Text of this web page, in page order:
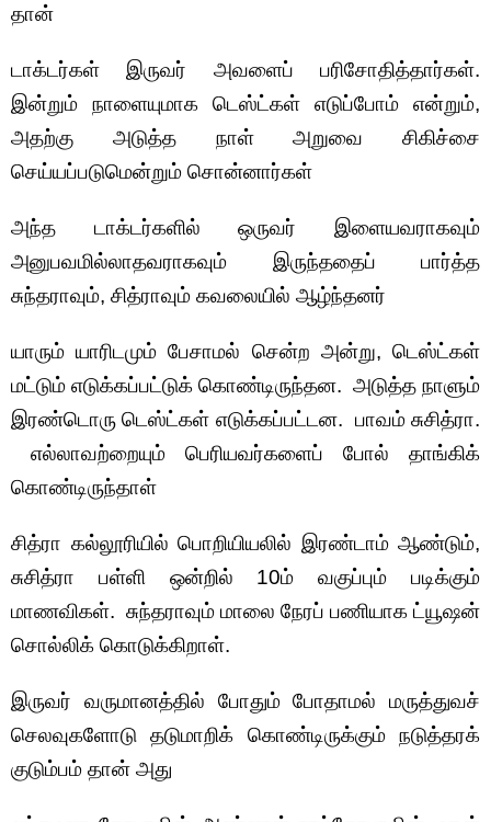
தான்
டாக்டர்கள் இருவர் அவளைப் பரிசோதித்தார்கள்.
இன்றும் நாளையுமாக டெஸ்ட்கள் எடுப்போம் என்றும்,
அதற்கு அடுத்த நாள் அறுவை சிகிச்சை
செய்யப்படுமென்றும் சொன்னார்கள்
அந்த டாக்டர்களில் ஒருவர் இளையவராகவும்
அனுபவமில்லாதவராகவும் இருந்ததைப் பார்த்த
சுந்தராவும், சித்ராவும் கவலையில் ஆழ்ந்தனர்
யாரும் யாரிடமும் பேசாமல் சென்ற அன்று, டெஸ்ட்கள்
மட்டும் எடுக்கப்பட்டுக் கொண்டிருந்தன. அடுத்த நாளும்
இரண்டொரு டெஸ்ட்கள் எடுக்கப்பட்டன. பாவம் சுசித்ரா.
எல்லாவற்றையும் பெரியவர்களைப் போல் தாங்கிக்
கொண்டிருந்தாள்
சித்ரா கல்லூரியில் பொறியியலில் இரண்டாம் ஆண்டும்,
சுசித்ரா பள்ளி ஒன்றில் 10ம் வகுப்பும் படிக்கும்
மாணவிகள். சுந்தராவும் மாலை நேரப் பணியாக ட்யூஷன்
சொல்லிக் கொடுக்கிறாள்.
இருவர் வருமானத்தில் போதும் போதாமல் மருத்துவச்
செலவுகளோடு தடுமாறிக் கொண்டிருக்கும் நடுத்தரக்
குடும்பம் தான் அது